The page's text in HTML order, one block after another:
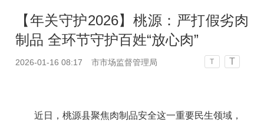
【年关守护2026】桃源：严打假劣肉
制品 全环节守护百姓“放心肉”
2026-01-16 08:17 市市场监督管理局 T T
近日，桃源县聚焦肉制品安全这一重要民生领域，